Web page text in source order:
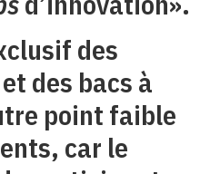
des
des bacs à
point faible
car le